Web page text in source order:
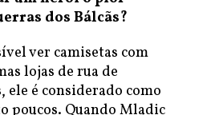
dos Bálcãs?
ver camisetas com
lojas de rua de
ele é considerado como
poucos. Quando Mladic